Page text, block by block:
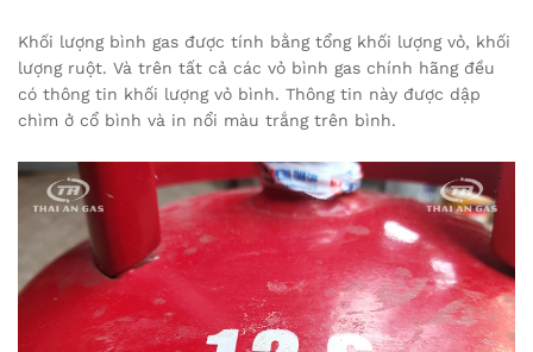
Khối lượng bình gas được tính bằng tổng khối lượng vỏ, khối
lượng ruột. Và trên tất cả các vỏ bình gas chính hãng đều
có thông tin khối lượng vỏ bình. Thông tin này được dập
chìm ở cổ bình và in nổi màu trắng trên bình.